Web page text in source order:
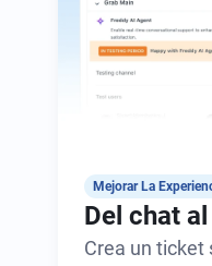
Mejorar La
Del chat
Crea un ticket